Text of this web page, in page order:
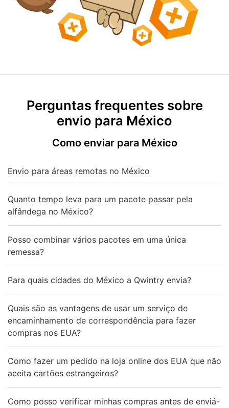
Perguntas frequentes sobre
envio para México
Como enviar para México
Envio para áreas remotas no México
Quanto tempo leva para um pacote passar pela
alfândega no México?
Posso combinar vários pacotes em uma única
remessa?
Para quais cidades do México a Qwintry envia?
Quais são as vantagens de usar um serviço de
encaminhamento de correspondência para fazer
compras nos EUA?
Como fazer um pedido na loja online dos EUA que não
aceita cartões estrangeiros?
Como posso verificar minhas compras antes de enviá-